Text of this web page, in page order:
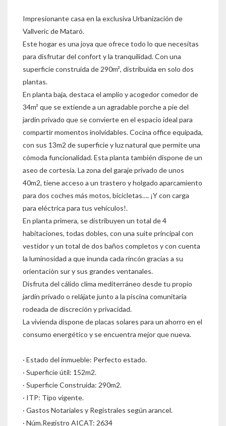
Impresionante casa en la exclusiva Urbanización de
Vallveric de Mataró.
Este hogar es una joya que ofrece todo lo que necesitas
para disfrutar del confort y la tranquilidad. Con una
superficie construida de 290m², distribuida en solo dos
plantas.
En planta baja, destaca el amplio y acogedor comedor de
34m² que se extiende a un agradable porche a pie del
jardín privado que se convierte en el espacio ideal para
compartir momentos inolvidables. Cocina office equipada,
con sus 13m2 de superficie y luz natural que permite una
cómoda funcionalidad. Esta planta también dispone de un
aseo de cortesía. La zona del garaje privado de unos
40m2, tiene acceso a un trastero y holgado aparcamiento
para dos coches más motos, bicicletas…. ¡Y con carga
para eléctrica para tus vehículos!.
En planta primera, se distribuyen un total de 4
habitaciones, todas dobles, con una suite principal con
vestidor y un total de dos baños completos y con cuenta
la luminosidad a que inunda cada rincón gracias a su
orientación sur y sus grandes ventanales.
Disfruta del cálido clima mediterráneo desde tu propio
jardín privado o relájate junto a la piscina comunitaria
rodeada de discreción y privacidad.
La vivienda dispone de placas solares para un ahorro en el
consumo energético y se encuentra mejor que nueva.
· Estado del inmueble: Perfecto estado.
· Superficie útil: 152m2.
· Superficie Construida: 290m2.
· ITP: Tipo vigente.
· Gastos Notariales y Registrales según arancel.
· Núm.Registro AICAT: 2634